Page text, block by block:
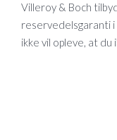
Villeroy & Boch
reservedelsgaranti i
ikke vil opleve, at